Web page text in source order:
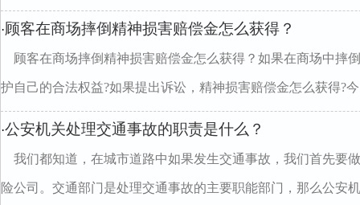
·顾客在商场摔倒精神损害赔偿金怎么获得？
顾客在商场摔倒精神损害赔偿金怎么获得？如果在商场中摔
护自己的合法权益?如果提出诉讼，精神损害赔偿金怎么获得?
·公安机关处理交通事故的职责是什么？
我们都知道，在城市道路中如果发生交通事故，我们首先要
险公司。交通部门是处理交通事故的主要职能部门，那么公安